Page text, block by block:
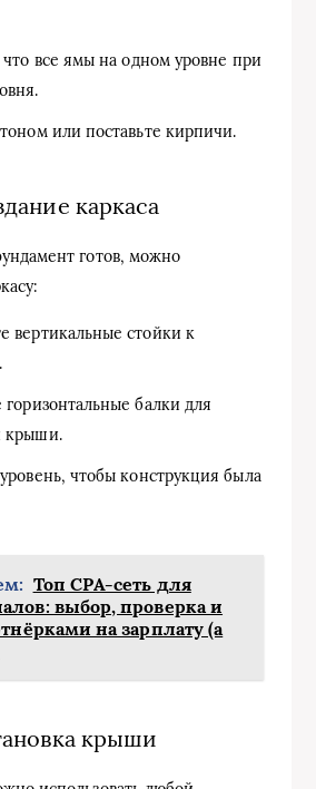
что все ямы на одном уровне при
или поставьте кирпичи.
каркаса
готов, можно
вертикальные стойки к
горизонтальные балки для
крыши.
чтобы конструкция была
Топ СРА-сеть для
выбор, проверка и
на зарплату (а
крыши